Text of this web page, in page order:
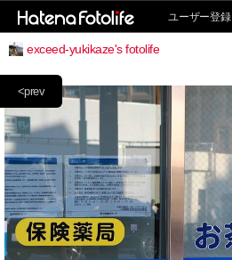
ユーザー登録
exceed-yukikaze's fotolife
<prev